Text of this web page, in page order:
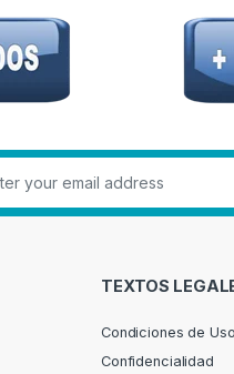
TEXTOS
Condiciones de Uso
Confidencialidad